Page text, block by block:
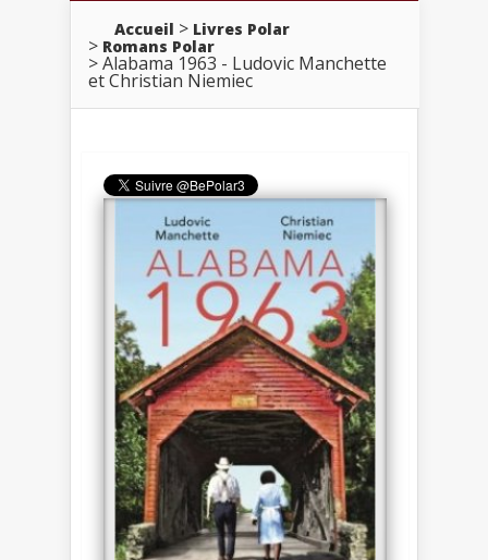
Accueil
Livres Polar
Romans Polar
Alabama 1963 - Ludovic Manchette
et Christian Niemiec